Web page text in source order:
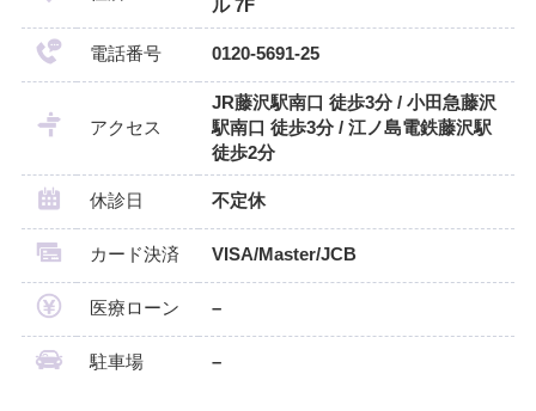
ル 7F
電話番号 0120-5691-25
アクセス
JR藤沢駅南口 徒歩3分 / 小田急藤沢
駅南口 徒歩3分 / 江ノ島電鉄藤沢駅
徒歩2分
休診日 不定休
カード決済 VISA/Master/JCB
医療ローン –
駐車場 –